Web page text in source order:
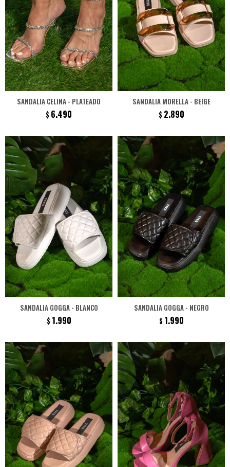
SANDALIA CELINA - PLATEADO
$ 6.490
SANDALIA MORELLA - BEIGE
$ 2.890
SANDALIA GOGGA - BLANCO
$ 1.990
SANDALIA GOGGA - NEGRO
$ 1.990